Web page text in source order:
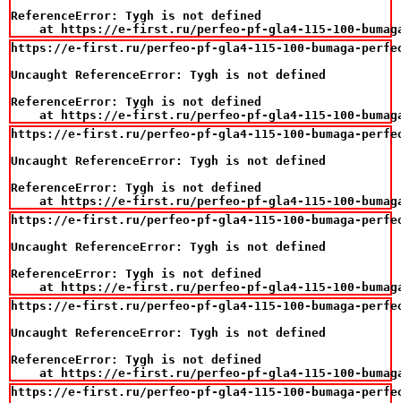
ReferenceError: Tygh is not defined
at https://e-first.ru/perfeo-pf-gla4-115-100-
https://e-first.ru/perfeo-pf-gla4-115-100-bumaga-perfeo-
Uncaught ReferenceError: Tygh is not defined
ReferenceError: Tygh is not defined
at https://e-first.ru/perfeo-pf-gla4-115-100-
https://e-first.ru/perfeo-pf-gla4-115-100-bumaga-perfeo-
Uncaught ReferenceError: Tygh is not defined
ReferenceError: Tygh is not defined
at https://e-first.ru/perfeo-pf-gla4-115-100-
https://e-first.ru/perfeo-pf-gla4-115-100-bumaga-perfeo-
Uncaught ReferenceError: Tygh is not defined
ReferenceError: Tygh is not defined
at https://e-first.ru/perfeo-pf-gla4-115-100-
https://e-first.ru/perfeo-pf-gla4-115-100-bumaga-perfeo-
Uncaught ReferenceError: Tygh is not defined
ReferenceError: Tygh is not defined
at https://e-first.ru/perfeo-pf-gla4-115-100-
https://e-first.ru/perfeo-pf-gla4-115-100-bumaga-perfeo-